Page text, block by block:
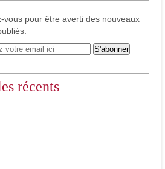
vous pour être averti des nouveaux
récents